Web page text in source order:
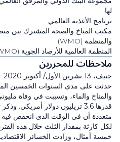
لها
برنامج الأغذية العالمي
مكتب المناخ والصحة المشترك بين
والمنظمة (WMO)
المنظمة العالمية للأرصاد الجوية (WMO)
ملاحظات للمحررين
جنيف، 13 تشرين الأول/ أكتوبر 2020
حدثت على مدى السنوات الخمسين
والمناخ والماء، وتسببت في وفاة
قدرها 3.6تريليون دولار أمريكي.
متعددة أن في الوقت الذي انخفض
لكل كارثة بمقدار الثلث خلال هذه
خمسة أمثال، وزادت الخسائر